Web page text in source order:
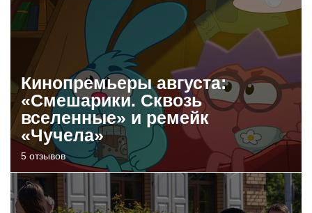
Кинопремьеры августа:
«Смешарики. Сквозь
вселенные» и ремейк
«Чучела»
5 отзывов